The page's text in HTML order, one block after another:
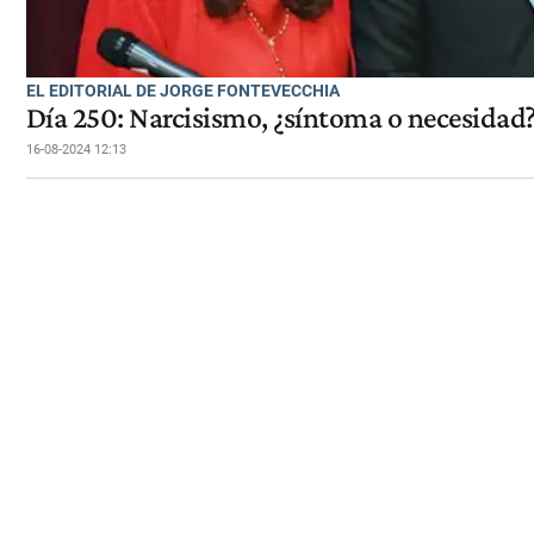
EL EDITORIAL DE JORGE FONTEVECCHIA
Día 250: Narcisismo, ¿síntoma o
16-08-2024 12:13